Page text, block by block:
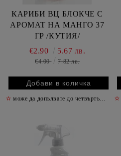
КАРИБИ ВЦ БЛОКЧЕ С
АРОМАТ НА МАНГО 37
ГР /КУТИЯ/
€2.90 5.67 лв.
€4.00 7.82 лв.
✫ може да допълвате до четвъртък включително ✫